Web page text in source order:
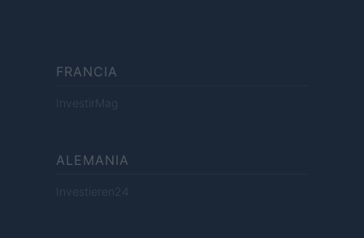
FRANCIA
InvestirMag
ALEMANIA
Investieren24